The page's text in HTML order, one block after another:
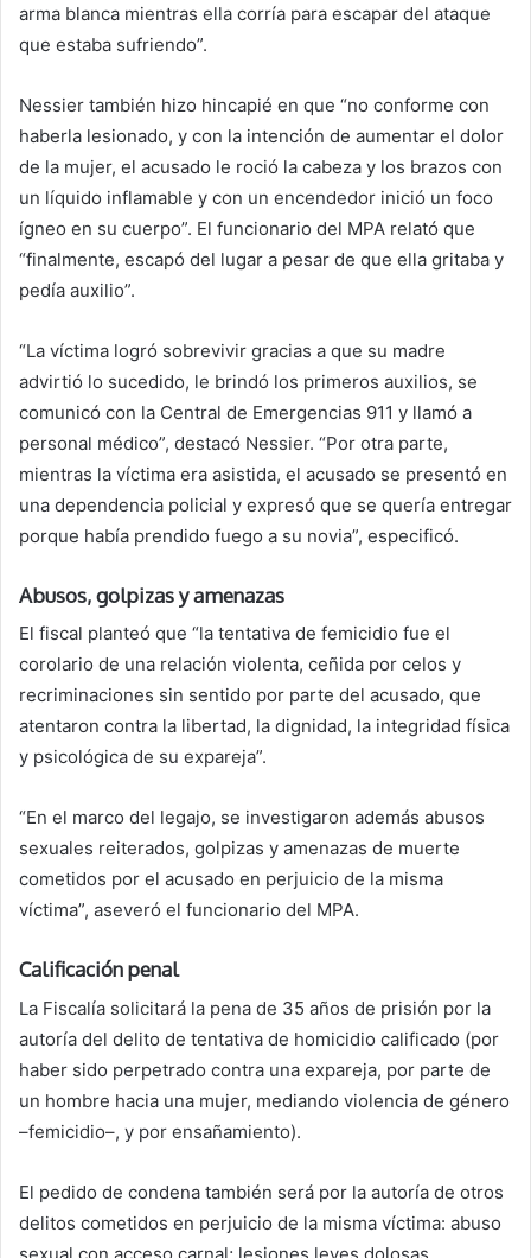
arma blanca mientras ella corría para escapar del ataque
que estaba sufriendo”.
Nessier también hizo hincapié en que “no conforme con
haberla lesionado, y con la intención de aumentar el dolor
de la mujer, el acusado le roció la cabeza y los brazos con
un líquido inflamable y con un encendedor inició un foco
ígneo en su cuerpo”. El funcionario del MPA relató que
“finalmente, escapó del lugar a pesar de que ella gritaba y
pedía auxilio”.
“La víctima logró sobrevivir gracias a que su madre
advirtió lo sucedido, le brindó los primeros auxilios, se
comunicó con la Central de Emergencias 911 y llamó a
personal médico”, destacó Nessier. “Por otra parte,
mientras la víctima era asistida, el acusado se presentó en
una dependencia policial y expresó que se quería entregar
porque había prendido fuego a su novia”, especificó.
Abusos, golpizas y amenazas
El fiscal planteó que “la tentativa de femicidio fue el
corolario de una relación violenta, ceñida por celos y
recriminaciones sin sentido por parte del acusado, que
atentaron contra la libertad, la dignidad, la integridad física
y psicológica de su expareja”.
“En el marco del legajo, se investigaron además abusos
sexuales reiterados, golpizas y amenazas de muerte
cometidos por el acusado en perjuicio de la misma
víctima”, aseveró el funcionario del MPA.
Calificación penal
La Fiscalía solicitará la pena de 35 años de prisión por la
autoría del delito de tentativa de homicidio calificado (por
haber sido perpetrado contra una expareja, por parte de
un hombre hacia una mujer, mediando violencia de género
–femicidio–, y por ensañamiento).
El pedido de condena también será por la autoría de otros
delitos cometidos en perjuicio de la misma víctima: abuso
sexual con acceso carnal; lesiones leves dolosas